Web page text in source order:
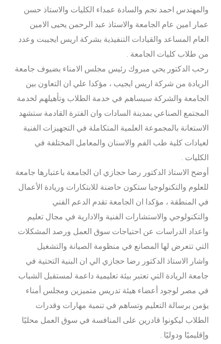
والمهندس احمد نجم والسادة عمداء الكليات والاستاذ حسن
عمار امين عام الجامعة والاستاذ عبد الرحمن يحيى الامين
العام المساعد والقيادات التنفيذية بشركة اريس ايجيبت وعدد
من طلاب كليات الجامعة .
رحب الدكتور يحي مبروك رئيس مجلس الامناء بضيوف جامعة
الريادة من شركة اريس ايجيب ، مؤكدا علي ان التعاون بين
الجامعة والشركة سيساهم في خدمة الطلاب وتأهيلهم لخدمة
المجتمع الصناعي بمدينة السادات وان الفترة القادمة ستشهد
الاستعانة بالمجموعة العلمية المتكاملة في التجهيزات الفنية
لعيادات كلية طب الفم والاسنان والمعامل المختلفة في
الكليات .
أوضح الاستاذ الدكتور رضا حجازي ان الجامعة باعتبارها جامعة
للعلوم والتكنولوجيا ستكون حاضنة للابتكارات وريادة الأعمال
في المنطقة ، مؤكدا ان الجامعة تقدم الدعم الفني
والتكنولوجي والاستشارات الفنية والادارية في مجال تعليم
واعداد الدراسات عن احتياجات سوق العمل ورصد المشكلات
التي تتعرض لها المصانع في منظومة الصيانة والتشغيل
واشار الاستاذ الدكتور رضا حجازي الي ان البنية التحتية في
جامعة الريادة التي تعتبر بيئة تعليمية داعمة لمستقبل الشباب
في مصر لوجود أعضاء هيئة تدريس متميزين ومجلس أمناء
يؤمن برسالة التعليم وتساهم في تنمية مهارات وقدرات
الطلاب ليكونوا قادرين على المنافسة في سوق العمل محليًا
وإقليميًا ودوليًا .